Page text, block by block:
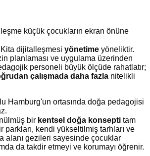
küçük çocukların ekran önüne
dijitalleşmesi yönetime yöneliktir.
planlaması ve uygulama üzerinden
personeli büyük ölçüde rahatlatır;
çalışmada daha fazla nitelikli
Hamburg'un ortasında doğa pedagojisi
bir kentsel doğa konsepti tam
parkları, kendi yükseltilmiş tarhları ve
alanı gezileri sayesinde çocuklar
da takdir etmeyi ve korumayı öğrenir.